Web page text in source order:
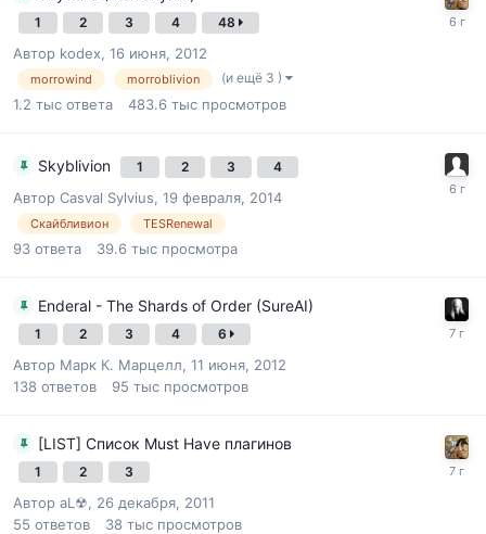
1 2 3 4 48
Автор kodex, 16 июня, 2012
morrowind morroblivion (и ещё 3 )
1.2 тыс ответа 483.6 тыс просмотров
Skyblivion 1 2 3 4
Автор Casval Sylvius, 19 февраля, 2014
Скайбливион TESRenewal
93 ответа 39.6 тыс просмотра
Enderal - The Shards of Order (SureAI)
1 2 3 4 6
Автор Марк К. Марцелл, 11 июня, 2012
138 ответов 95 тыс просмотров
[LIST] Список Must Have плагинов
1 2 3
Автор aL☢, 26 декабря, 2011
55 ответов 38 тыс просмотров